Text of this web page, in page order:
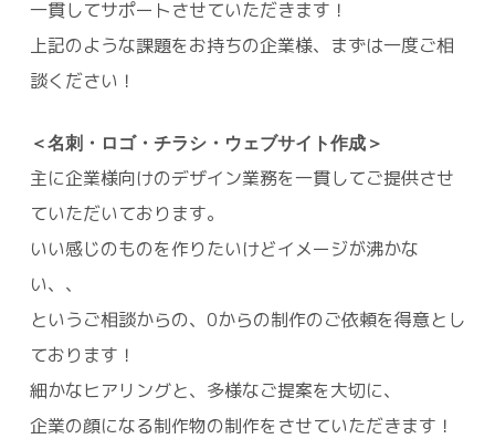
一貫してサポートさせていただきます！
上記のような課題をお持ちの企業様、まずは一度ご相
談ください！
＜名刺・ロゴ・チラシ・ウェブサイト作成＞
主に企業様向けのデザイン業務を一貫してご提供させ
ていただいております。
いい感じのものを作りたいけどイメージが沸かな
い、、
というご相談からの、0からの制作のご依頼を得意とし
ております！
細かなヒアリングと、多様なご提案を大切に、
企業の顔になる制作物の制作をさせていただきます！